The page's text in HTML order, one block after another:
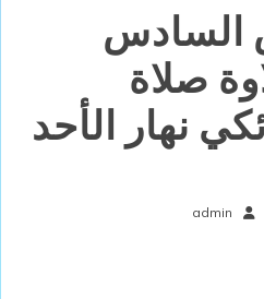
السادس
صلاة
نهار الأحد
admin